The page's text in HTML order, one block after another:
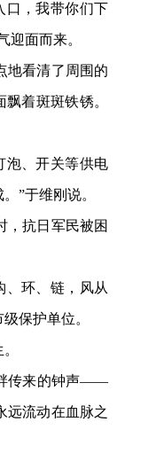
口，我带你们下
迎面而来。
地看清了周围的
着斑斑铁锈。
泡、开关等供电
”于维刚说。
，抗日军民被困
、环、链，风从
保护单位。
传来的钟声——
远流动在血脉之